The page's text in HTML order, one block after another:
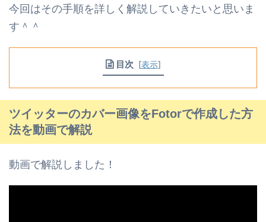
今回はその手順を詳しく解説していきたいと思いま
す＾＾
目次 [表示]
ツイッターのカバー画像をFotorで作成した方
法を動画で解説
動画で解説しました！